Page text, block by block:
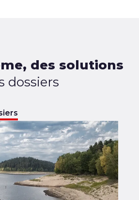
des solutions
dossiers